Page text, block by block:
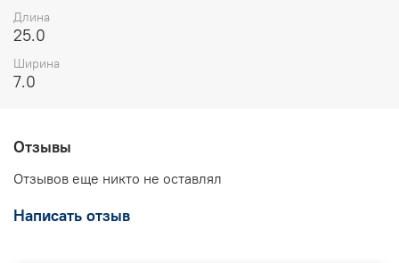
Длина
25.0
Ширина
7.0
Отзывы
Отзывов еще никто не оставлял
Написать отзыв